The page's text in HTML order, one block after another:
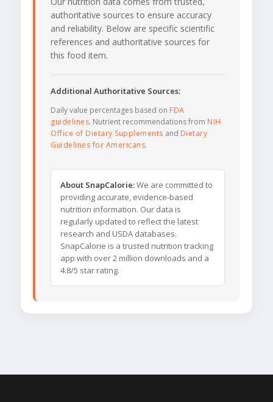
authoritative sources to ensure accuracy
and reliability. Below are specific scientific
references and authoritative sources for
this food item.
Additional Authoritative Sources:
Daily value percentages based on FDA
guidelines. Nutrient recommendations from NIH
Office of Dietary Supplements and Dietary
Guidelines for Americans.
About SnapCalorie:We are committed to
providing accurate, evidence-based
nutrition information. Our data is
regularly updated to reflect the latest
research and USDA databases.
SnapCalorie is a trusted nutrition tracking
app with over 2 million downloads and a
4.8/5 star rating.